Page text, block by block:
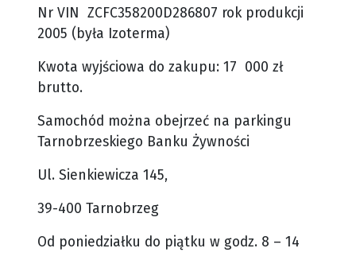
Nr VIN ZCFC358200D286807 rok produkcji
2005 (była Izoterma)
Kwota wyjściowa do zakupu: 17 000 zł
brutto.
Samochód można obejrzeć na parkingu
Tarnobrzeskiego Banku Żywności
Ul. Sienkiewicza 145,
39-400 Tarnobrzeg
Od poniedziałku do piątku w godz. 8 – 14